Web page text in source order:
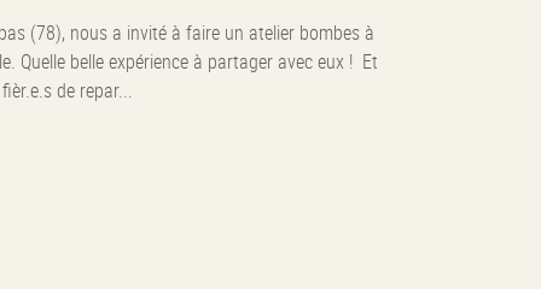
(78), nous a invité à faire un atelier bombes à
Quelle belle expérience à partager avec eux ! Et
de repar...